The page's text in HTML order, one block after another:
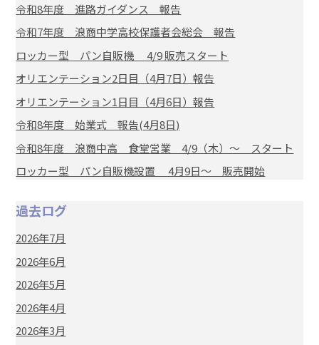
令和8年度 進路ガイダンス 報告
令和7年度 浪商中学高校保護者会総会 報告
ロッカー型 パン自販機 4/9 販売スタート
オリエンテーション2日目（4月7日）報告
オリエンテーション1日目（4月6日）報告
令和8年度 始業式 報告(4月8日)
令和8年度 浪商中高 食堂営業 4/9（木）～ スタート
ロッカー型 パン自販機設置 4月9日～ 販売開始
過去ログ
2026年7月
2026年6月
2026年5月
2026年4月
2026年3月